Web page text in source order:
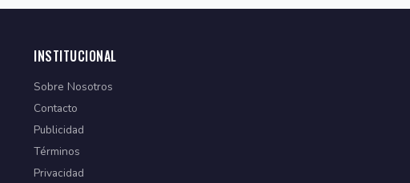
INSTITUCIONAL
Sobre Nosotros
Contacto
Publicidad
Términos
Privacidad